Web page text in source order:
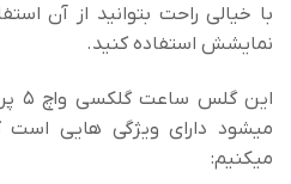
با خیالی راحت بتوانید از آن
نمایشش استفاده کنید.
میشود دارای ویژگی هایی است
میکنیم: